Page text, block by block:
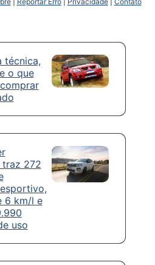
técnica,
o que
traz 272
6 km/l e
uso